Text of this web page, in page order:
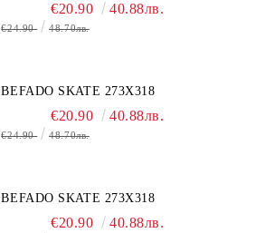
€20.90 40.88лв.
€24.90 48.70лв.
BEFADO SKATE 273X318
€20.90 40.88лв.
€24.90 48.70лв.
BEFADO SKATE 273X318
€20.90 40.88лв.